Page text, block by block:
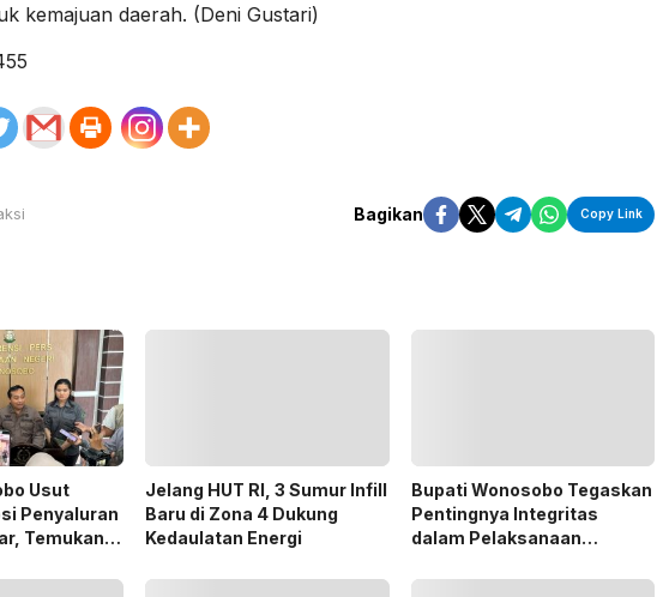
kemajuan daerah. (Deni Gustari)
Bagikan Copy Link
Usut
Penyaluran
Temukan
Jelang HUT RI, 3 Sumur Infill
Baru di Zona 4 Dukung
Kedaulatan Energi
Bupati Wonosobo Tegaskan
Pentingnya Integritas
dalam Pelaksanaan